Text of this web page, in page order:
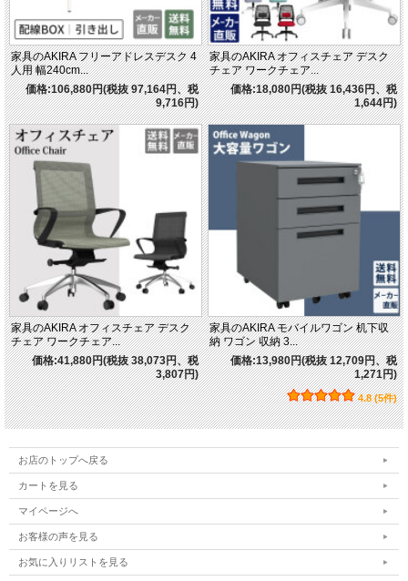
家具のAKIRA フリーアドレスデスク 4
人用 幅240cm...
価格:106,880円(税抜 97,164円、税
9,716円)
家具のAKIRA オフィスチェア デスク
チェア ワークチェア...
価格:18,080円(税抜 16,436円、税
1,644円)
家具のAKIRA オフィスチェア デスク
チェア ワークチェア...
価格:41,880円(税抜 38,073円、税
3,807円)
家具のAKIRA モバイルワゴン 机下収
納 ワゴン 収納 3...
価格:13,980円(税抜 12,709円、税
1,271円)
4.8 (5件)
お店のトップへ戻る
カートを見る
マイページへ
お客様の声を見る
お気に入りリストを見る